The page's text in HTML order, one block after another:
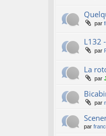
par
L132
par
La
par
par
par